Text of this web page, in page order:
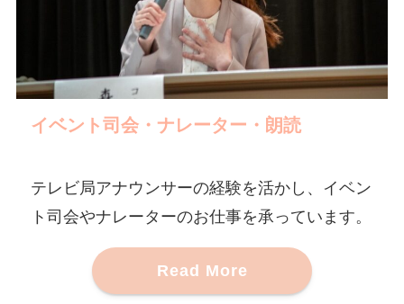
イベント司会・ナレーター ・朗読
テレビ局アナウンサーの経験を活かし、イベン
ト司会やナレーターのお仕事を承っています。
Read More